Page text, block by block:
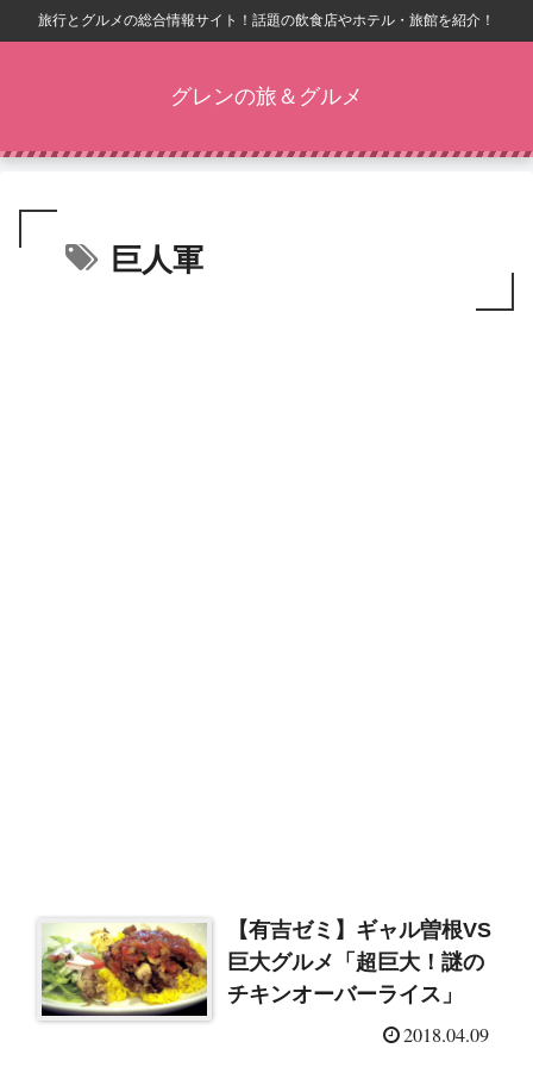
旅行とグルメの総合情報サイト！話題の飲食店やホテル・旅館を紹介！
グレンの旅＆グルメ
巨人軍
【有吉ゼミ】ギャル曽根VS
巨大グルメ「超巨大！謎の
チキンオーバーライス」
2018.04.09